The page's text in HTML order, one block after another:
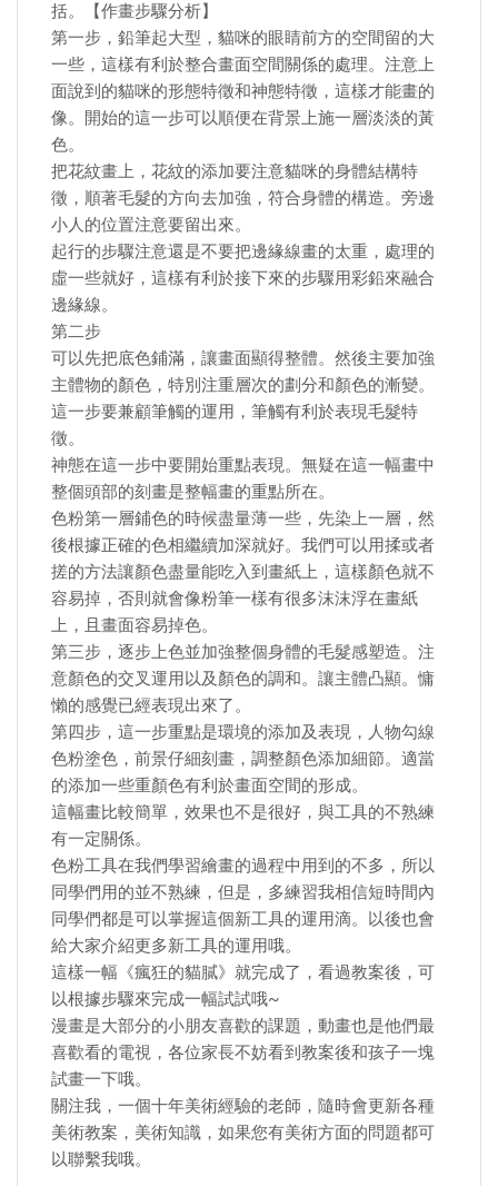
括。【作畫步驟分析】
第一步，鉛筆起大型，貓咪的眼睛前方的空間留的大
一些，這樣有利於整合畫面空間關係的處理。注意上
面說到的貓咪的形態特徵和神態特徵，這樣才能畫的
像。開始的這一步可以順便在背景上施一層淡淡的黃
色。
把花紋畫上，花紋的添加要注意貓咪的身體結構特
徵，順著毛髮的方向去加強，符合身體的構造。旁邊
小人的位置注意要留出來。
起行的步驟注意還是不要把邊緣線畫的太重，處理的
虛一些就好，這樣有利於接下來的步驟用彩鉛來融合
邊緣線。
第二步
可以先把底色鋪滿，讓畫面顯得整體。然後主要加強
主體物的顏色，特別注重層次的劃分和顏色的漸變。
這一步要兼顧筆觸的運用，筆觸有利於表現毛髮特
徵。
神態在這一步中要開始重點表現。無疑在這一幅畫中
整個頭部的刻畫是整幅畫的重點所在。
色粉第一層鋪色的時候盡量薄一些，先染上一層，然
後根據正確的色相繼續加深就好。我們可以用揉或者
搓的方法讓顏色盡量能吃入到畫紙上，這樣顏色就不
容易掉，否則就會像粉筆一樣有很多沫沫浮在畫紙
上，且畫面容易掉色。
第三步，逐步上色並加強整個身體的毛髮感塑造。注
意顏色的交叉運用以及顏色的調和。讓主體凸顯。慵
懶的感覺已經表現出來了。
第四步，這一步重點是環境的添加及表現，人物勾線
色粉塗色，前景仔細刻畫，調整顏色添加細節。適當
的添加一些重顏色有利於畫面空間的形成。
這幅畫比較簡單，效果也不是很好，與工具的不熟練
有一定關係。
色粉工具在我們學習繪畫的過程中用到的不多，所以
同學們用的並不熟練，但是，多練習我相信短時間內
同學們都是可以掌握這個新工具的運用滴。以後也會
給大家介紹更多新工具的運用哦。
這樣一幅《瘋狂的貓膩》就完成了，看過教案後，可
以根據步驟來完成一幅試試哦~
漫畫是大部分的小朋友喜歡的課題，動畫也是他們最
喜歡看的電視，各位家長不妨看到教案後和孩子一塊
試畫一下哦。
關注我，一個十年美術經驗的老師，隨時會更新各種
美術教案，美術知識，如果您有美術方面的問題都可
以聯繫我哦。